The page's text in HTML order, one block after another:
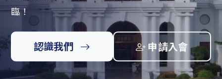
臨！
認識我們 申請入會